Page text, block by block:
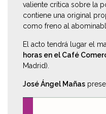
valiente crítica sobre la
contiene una original
como freno al
El acto tendrá lugar el
horas en el Café
Madrid).
José Ángel Mañas